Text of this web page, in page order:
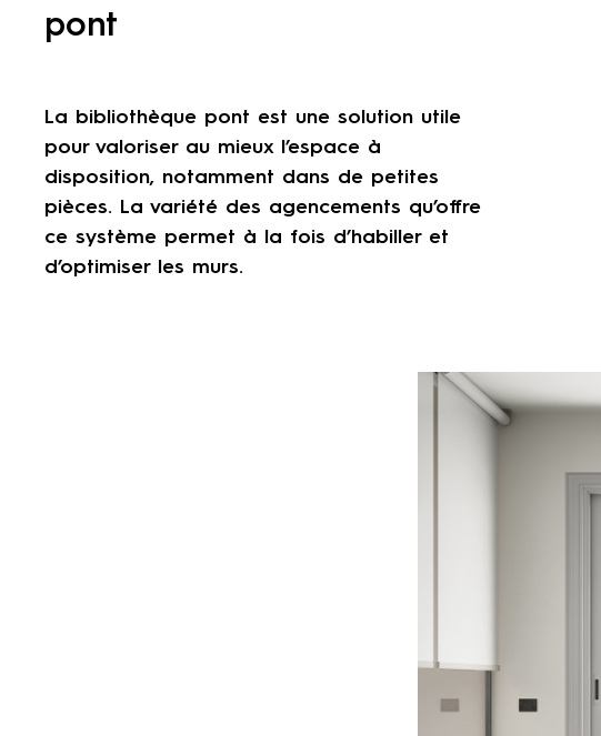
pont
La bibliothèque pont est une solution utile
pour valoriser au mieux l’espace à
disposition, notamment dans de petites
pièces. La variété des agencements qu’offre
ce système permet à la fois d’habiller et
d’optimiser les murs.